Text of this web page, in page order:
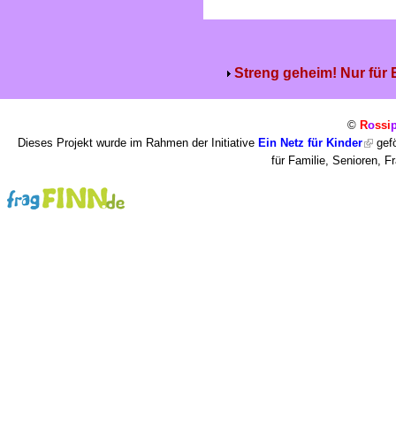
Streng geheim! Nur für
© Rossi
Dieses Projekt wurde im Rahmen der Initiative Ein Netz für Kinder
für Familie, Senioren,